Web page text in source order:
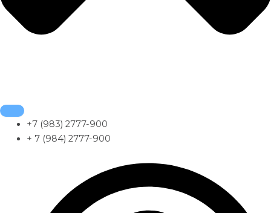
+7 (983) 2777-900
+ 7 (984) 2777-900